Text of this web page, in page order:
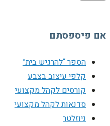
אם פיספסתם
הספר “להרגיש בית”
קלפי עיצוב בצבע
קורסים לקהל מקצועי
סדנאות לקהל מקצועי
ניוזלטר